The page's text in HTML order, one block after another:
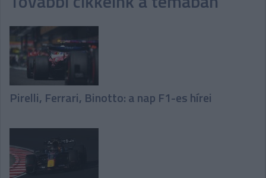
Pirelli, Ferrari, Binotto: a nap F1-es hírei